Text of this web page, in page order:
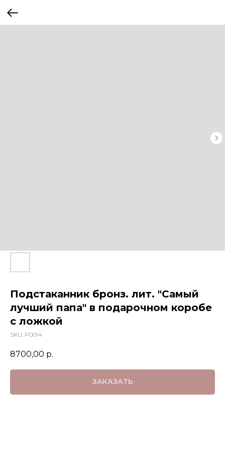
Подстаканник бронз. лит. "Самый
лучший папа" в подарочном коробе
с ложкой
SKU: P0014
8700,00 р.
ЗАКАЗАТЬ